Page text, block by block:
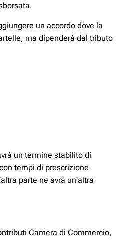
un accordo dove la
ma dipenderà dal tributo
un termine stabilito di
tempi di prescrizione
parte ne avrà un'altra
Camera di Commercio,